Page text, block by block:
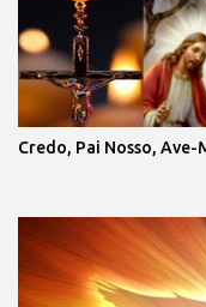
Credo, Pai Nosso, Ave-